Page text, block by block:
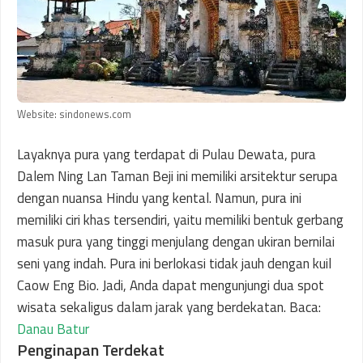
Website: sindonews.com
Layaknya pura yang terdapat di Pulau Dewata, pura
Dalem Ning Lan Taman Beji ini memiliki arsitektur serupa
dengan nuansa Hindu yang kental. Namun, pura ini
memiliki ciri khas tersendiri, yaitu memiliki bentuk gerbang
masuk pura yang tinggi menjulang dengan ukiran bernilai
seni yang indah. Pura ini berlokasi tidak jauh dengan kuil
Caow Eng Bio. Jadi, Anda dapat mengunjungi dua spot
wisata sekaligus dalam jarak yang berdekatan. Baca:
Danau Batur
Penginapan Terdekat